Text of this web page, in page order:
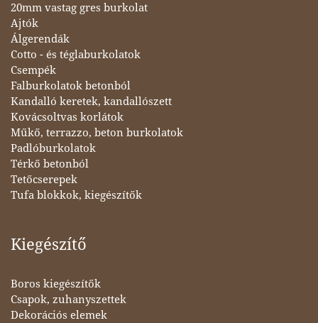
20mm vastag gres burkolat
Ajtók
Álgerendák
Cotto - és téglaburkolatok
Csempék
Falburkolatok betonból
Kandalló keretek, kandallószett
Kovácsoltvas korlátok
Műkő, terrazzo, beton burkolatok
Padlóburkolatok
Térkő betonból
Tetőcserepek
Tufa blokkok, kiegészítők
Kiegészítő
Boros kiegészítők
Csapok, zuhanyszettek
Dekorációs elemek